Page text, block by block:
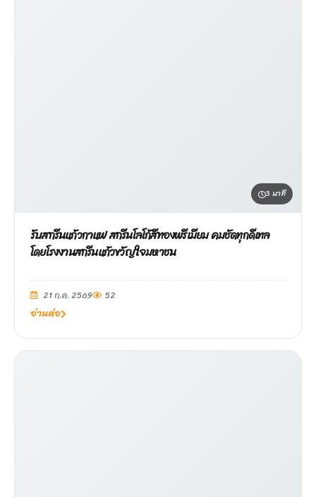
3 นาที
รับสกรีนแก้วกาแฟ สกรีนโลโก้สีทองพรีเมียม คมชัดทุกดีเทล
โดยโรงงานสกรีนแก้วขวัญใจมหาชน
21 ก.ค. 2569 52
อ่านต่อ